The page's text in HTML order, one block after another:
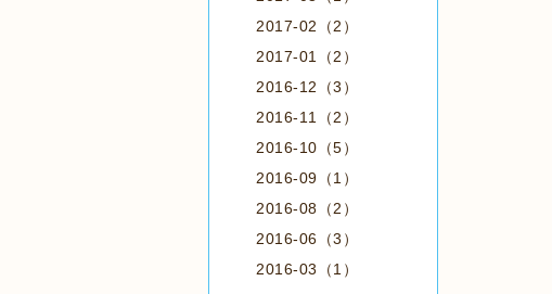
2017-02（2）
2017-01（2）
2016-12（3）
2016-11（2）
2016-10（5）
2016-09（1）
2016-08（2）
2016-06（3）
2016-03（1）